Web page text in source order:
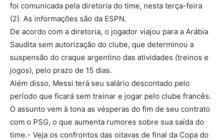
foi comunicada pela diretoria do time, nesta terça-feira
(2). As informações são da ESPN.
De acordo com a diretoria, o jogador viajou para a Arábia
Saudita sem autorização do clube, que determinou a
suspensão do craque argentino das atividades (treinos e
jogos), pelo prazo de 15 dias.
Além disso, Messi terá seu salário descontado pelo
período que ficará sem treinar e jogar pelo clube francês.
O assunto vem à tona as vésperas do fim de seu contrato
com o PSG, o que aumenta rumores sobre sua saída do
time.- Veja os confrontos das oitavas de final da Copa do